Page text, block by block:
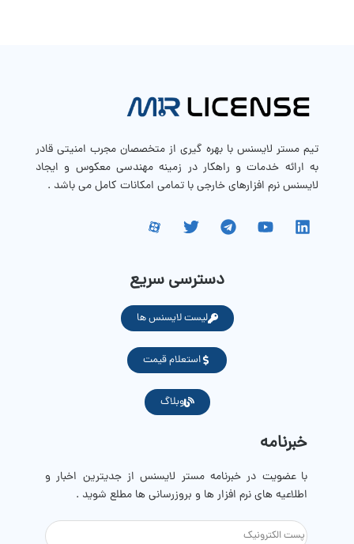
تیم مستر لایسنس با بهره گیری از متخصصان مجرب امنیتی قادر
به ارائه خدمات و راهکار در زمینه مهندسی معکوس و ایجاد
لایسنس نرم افزارهای خارجی با تمامی امکانات کامل می باشد .
دسترسی سریع
لیست لایسنس ها
استعلام قیمت
وبلاگ
خبرنامه
با عضویت در خبرنامه مستر لایسنس از جدیترین اخبار و
اطلاعیه های نرم افزار ها و بروزرسانی ها مطلع شوید .